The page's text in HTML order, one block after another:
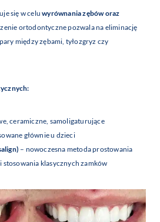
się w celuwyrównania zębów oraz
ortodontyczne pozwala na eliminację
między zębami, tyłozgryz czy
ceramiczne, samoligaturujące
głównie u dzieci
– nowoczesna metoda prostowania
stosowania klasycznych zamków